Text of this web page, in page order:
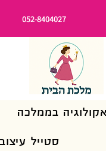
052-8404027
אקולוגיה בממלכה
סטייל